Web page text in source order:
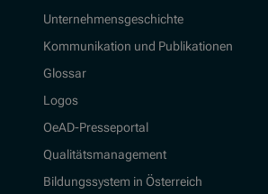
Unternehmensgeschichte
Kommunikation und Publikationen
Glossar
Logos
OeAD-Presseportal
Qualitätsmanagement
Bildungssystem in Österreich